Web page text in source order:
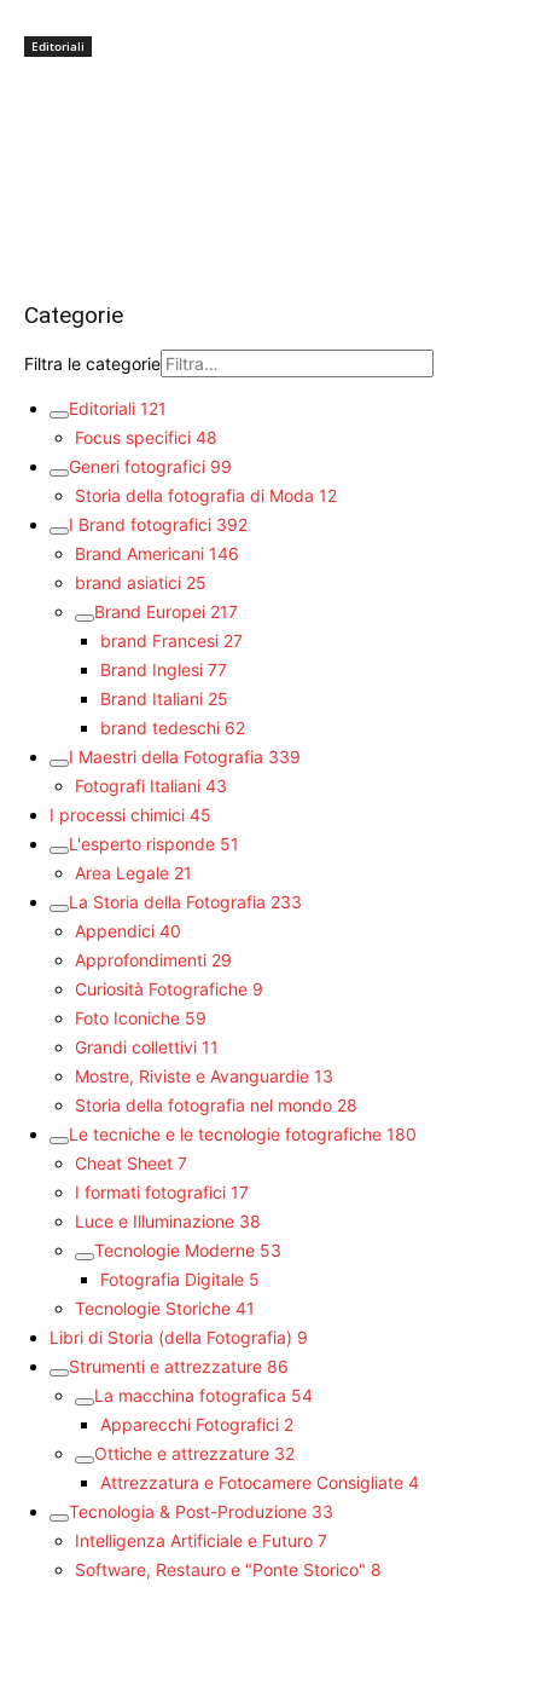
Editoriali
Categorie
Filtra le categorie
Editoriali 121
Focus specifici 48
Generi fotografici 99
Storia della fotografia di Moda 12
I Brand fotografici 392
Brand Americani 146
brand asiatici 25
Brand Europei 217
brand Francesi 27
Brand Inglesi 77
Brand Italiani 25
brand tedeschi 62
I Maestri della Fotografia 339
Fotografi Italiani 43
I processi chimici 45
L'esperto risponde 51
Area Legale 21
La Storia della Fotografia 233
Appendici 40
Approfondimenti 29
Curiosità Fotografiche 9
Foto Iconiche 59
Grandi collettivi 11
Mostre, Riviste e Avanguardie 13
Storia della fotografia nel mondo 28
Le tecniche e le tecnologie fotografiche 180
Cheat Sheet 7
I formati fotografici 17
Luce e Illuminazione 38
Tecnologie Moderne 53
Fotografia Digitale 5
Tecnologie Storiche 41
Libri di Storia (della Fotografia) 9
Strumenti e attrezzature 86
La macchina fotografica 54
Apparecchi Fotografici 2
Ottiche e attrezzature 32
Attrezzatura e Fotocamere Consigliate 4
Tecnologia & Post-Produzione 33
Intelligenza Artificiale e Futuro 7
Software, Restauro e "Ponte Storico" 8